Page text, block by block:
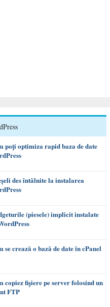
poți optimiza rapid baza de date
des întâlnite la instalarea
(piesele) implicit instalate
se crează o bază de date în cPanel
copiez fișiere pe server folosind un
FTP